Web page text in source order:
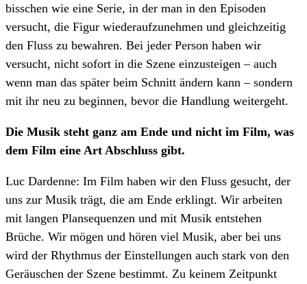
bisschen wie eine Serie, in der man in den Episoden
versucht, die Figur wiederaufzunehmen und gleichzeitig
den Fluss zu bewahren. Bei jeder Person haben wir
versucht, nicht sofort in die Szene einzusteigen – auch
wenn man das später beim Schnitt ändern kann – sondern
mit ihr neu zu beginnen, bevor die Handlung weitergeht.
Die Musik steht ganz am Ende und nicht im Film, was
dem Film eine Art Abschluss gibt.
Luc Dardenne: Im Film haben wir den Fluss gesucht, der
uns zur Musik trägt, die am Ende erklingt. Wir arbeiten
mit langen Plansequenzen und mit Musik entstehen
Brüche. Wir mögen und hören viel Musik, aber bei uns
wird der Rhythmus der Einstellungen auch stark von den
Geräuschen der Szene bestimmt. Zu keinem Zeitpunkt